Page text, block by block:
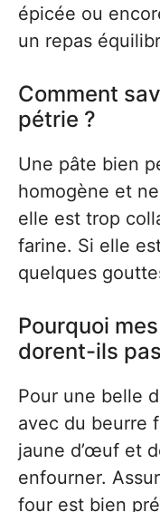
épicée ou
un repas
Comment
pétrie ?
Une pâte bien
homogène et
elle est trop
farine. Si elle
quelques
Pourquoi
dorent-ils
Pour une belle
avec du beurre
jaune d’œuf et
enfourner.
four est bien